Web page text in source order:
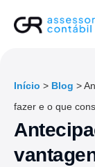
Início > Blog >
fazer e o que